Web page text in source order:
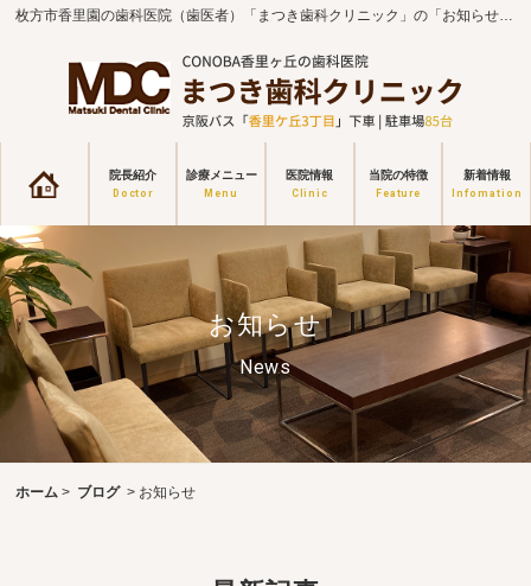
枚方市香里園の歯科医院（歯医者）「まつき歯科クリニック」の「お知らせ一覧」のページです。
お知らせ
News
院長紹介 診療メニュー 医院情報 当院の特徴 新着情報
ホーム > ブログ > お知らせ